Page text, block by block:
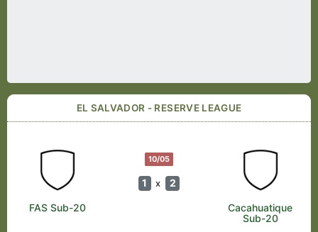
EL SALVADOR - RESERVE LEAGUE
10/05
1 x 2
FAS Sub-20
Cacahuatique
Sub-20